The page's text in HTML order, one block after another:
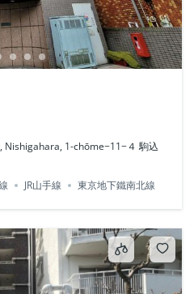
Nishigahara, 1-chōme−11−４ 駒込
JR山手線 東京地下鐵南北線